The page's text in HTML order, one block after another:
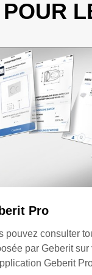
Pro
pouvez consulter
par Geberit
Geberit